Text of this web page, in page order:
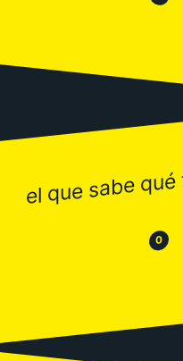
el que sabe
😒 0